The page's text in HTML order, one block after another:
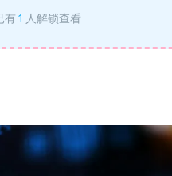
有 1 人解锁查看